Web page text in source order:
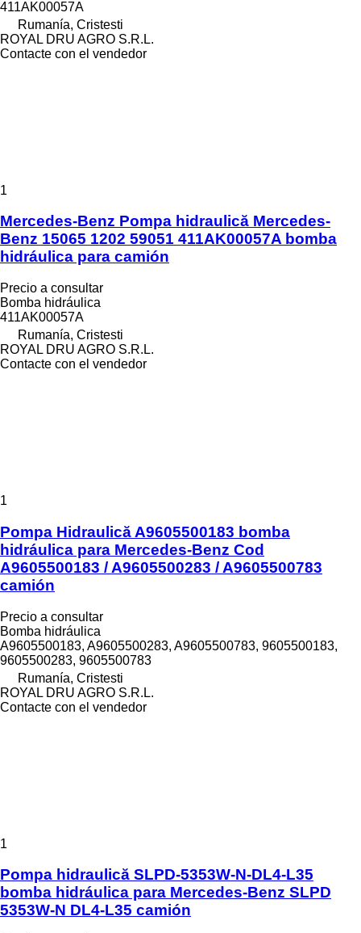
411AK00057A
Rumanía, Cristesti
ROYAL DRU AGRO S.R.L.
Contacte con el vendedor
1
Mercedes-Benz Pompa hidraulică Mercedes-
Benz 15065 1202 59051 411AK00057A bomba
hidráulica para camión
Precio a consultar
Bomba hidráulica
411AK00057A
Rumanía, Cristesti
ROYAL DRU AGRO S.R.L.
Contacte con el vendedor
1
Pompa Hidraulică A9605500183 bomba
hidráulica para Mercedes-Benz Cod
A9605500183 / A9605500283 / A9605500783
camión
Precio a consultar
Bomba hidráulica
A9605500183, A9605500283, A9605500783, 9605500183,
9605500283, 9605500783
Rumanía, Cristesti
ROYAL DRU AGRO S.R.L.
Contacte con el vendedor
1
Pompa hidraulică SLPD-5353W-N-DL4-L35
bomba hidráulica para Mercedes-Benz SLPD
5353W-N DL4-L35 camión